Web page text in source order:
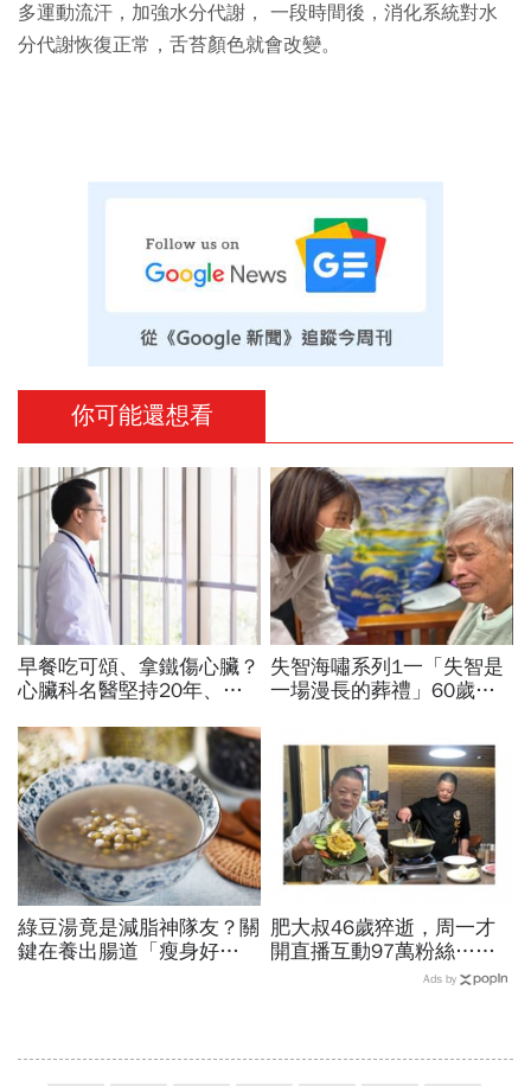
多運動流汗，加強水分代謝， 一段時間後，消化系統對水
分代謝恢復正常，舌苔顏色就會改變。
你可能還想看
早餐吃可頌、拿鐵傷心臟？
心臟科名醫堅持20年、早
喝咖啡前先喝「這1杯」更
護心
失智海嘯系列1一「失智是
一場漫長的葬禮」60歲退
補家庭關係的最後拼圖
綠豆湯竟是減脂神隊友？關
鍵在養出腸道「瘦身好
肥大叔46歲猝逝，周一才
開直播互動97萬粉絲…常
連續工作17小時，死因和
Ads by